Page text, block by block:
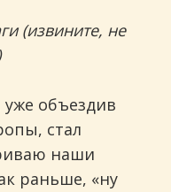
(извините, не
уже объездив
стал
наши
раньше, «ну